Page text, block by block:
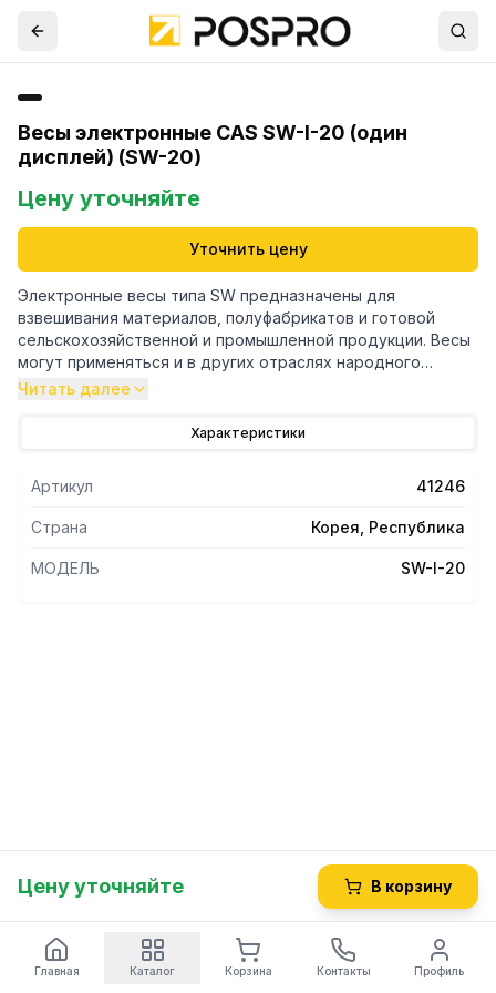
Весы электронные CAS SW-I-20 (один
дисплей) (SW-20)
Цену уточняйте
Уточнить цену
Электронные весы типа SW предназначены для
взвешивания материалов, полуфабрикатов и готовой
сельскохозяйственной и промышленной продукции. Весы
могут применяться и в других отраслях народного
хозяйства, а также в бытовых целях. ВАШИ ВЫГОДЫ ОТ
показаний Дополнительная платформа в форме чаши
Минимальный набор клавиш Наибольший предел
взвешивания от 2 до 20кг Комбинированные питание: от
сети и от батареи Автоматическое отключение питания
(B)
Читать далее
Характеристики
Артикул 41246
Страна Корея, Республика
МОДЕЛЬ SW-I-20
Цену уточняйте В корзину
Главная Каталог Корзина Контакты Профиль